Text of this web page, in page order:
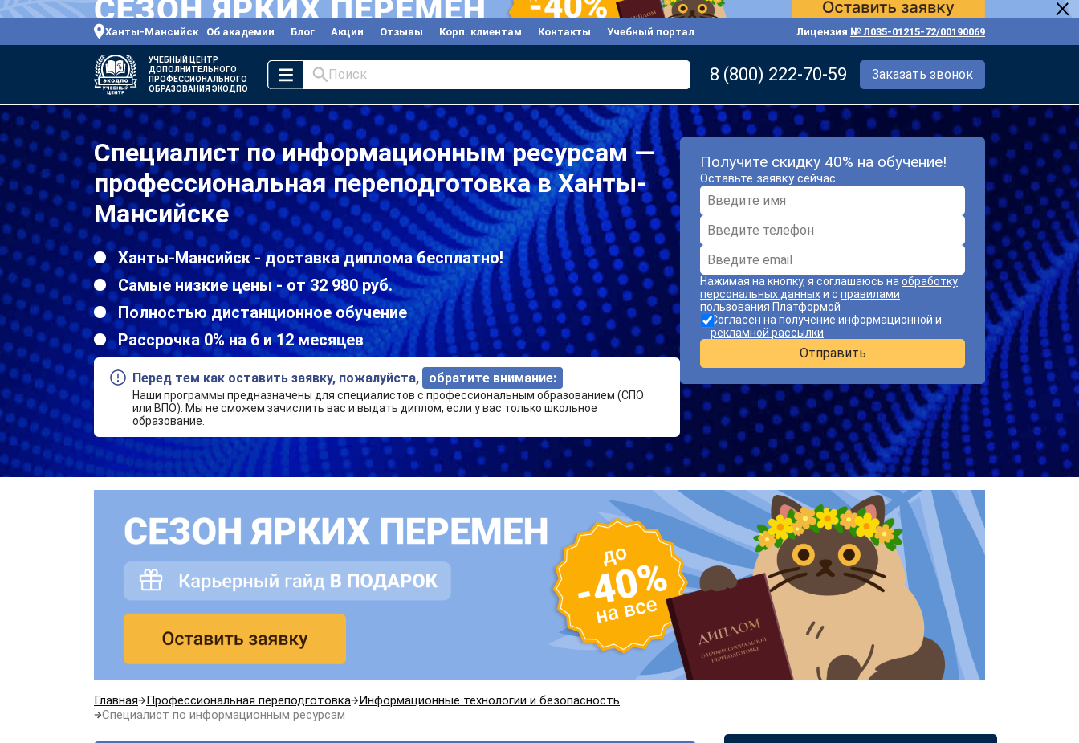
Ханты-Мансийск Об академии Блог Акции Отзывы Корп. клиентам Контакты Учебный портал Лицензия № Л035-01215-72/00190069
УЧЕБНЫЙ ЦЕНТР
ДОПОЛНИТЕЛЬНОГО
ПРОФЕССИОНАЛЬНОГО
ОБРАЗОВАНИЯ ЭКОДПО
Поиск 8 (800) 222-70-59 Заказать звонок
Специалист по информационным ресурсам —
профессиональная переподготовка в Ханты-
Мансийске
Ханты-Мансийск - доставка диплома бесплатно!
Самые низкие цены - от 32 980 руб.
Полностью дистанционное обучение
Рассрочка 0% на 6 и 12 месяцев
Перед тем как оставить заявку, пожалуйста, обратите внимание:
Наши программы предназначены для специалистов с профессиональным образованием (СПО
или ВПО). Мы не сможем зачислить вас и выдать диплом, если у вас только школьное
образование.
Получите скидку 40% на обучение!
Оставьте заявку сейчас
Нажимая на кнопку, я соглашаюсь на обработку
персональных данныхи с правилами
пользования Платформой
Согласен на получение информационной и
рекламной рассылки
Отправить
Главная Профессиональная переподготовка
Информационные технологии и безопасность
Специалист по информационным ресурсам